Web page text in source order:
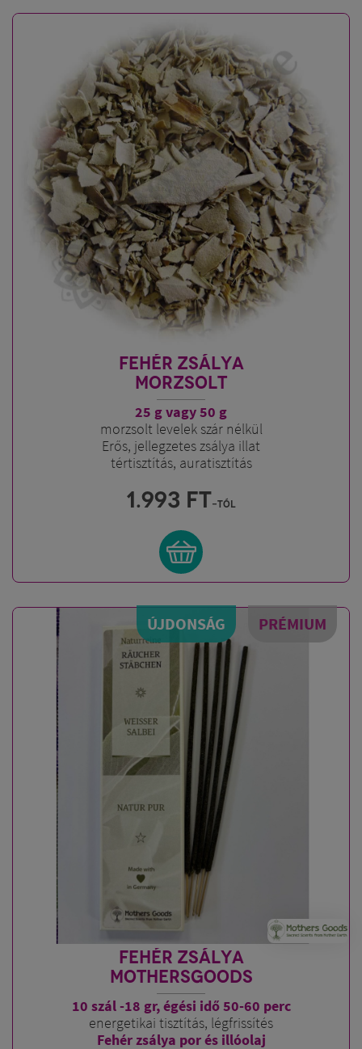
FEHÉR ZSÁLYA
MORZSOLT
25 g vagy 50 g
morzsolt levelek szár nélkül
Erős, jellegzetes zsálya illat
tértisztítás, auratisztítás
1.993 FT-tól
ÚJDONSÁG PRÉMIUM
FEHÉR ZSÁLYA
MOTHERSGOODS
10 szál -18 gr, égési idő 50-60 perc
energetikai tisztítás, légfrissítés
Fehér zsálya por és illóolaj